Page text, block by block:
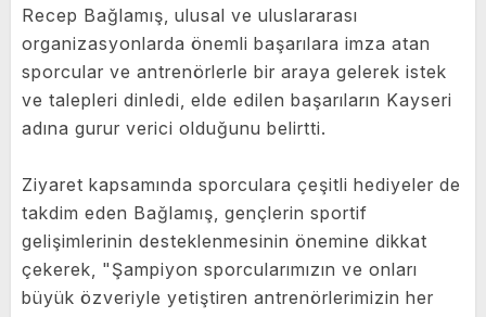
Recep Bağlamış, ulusal ve uluslararası
organizasyonlarda önemli başarılara imza atan
sporcular ve antrenörlerle bir araya gelerek istek
ve talepleri dinledi, elde edilen başarıların Kayseri
adına gurur verici olduğunu belirtti.
Ziyaret kapsamında sporculara çeşitli hediyeler de
takdim eden Bağlamış, gençlerin sportif
gelişimlerinin desteklenmesinin önemine dikkat
çekerek, "Şampiyon sporcularımızın ve onları
büyük özveriyle yetiştiren antrenörlerimizin her